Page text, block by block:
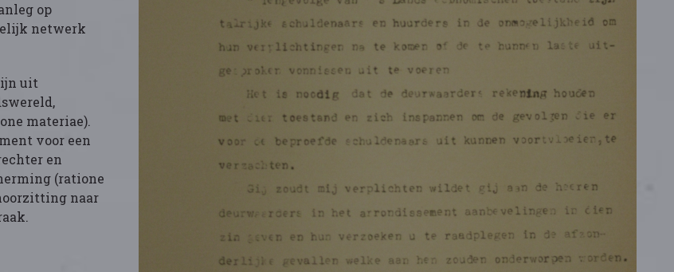
op
netwerk
uit
materiae).
voor een
en
(ratione
naar